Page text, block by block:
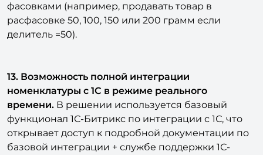
фасовками (например, продавать товар в
расфасовке 50, 100, 150 или 200 грамм если
делитель =50).
13. Возможность полной интеграции
номенклатуры с 1С в режиме реального
времени. В решении используется базовый
функционал 1С-Битрикс по интеграции с 1С, что
открывает доступ к подробной документации по
базовой интеграции + службе поддержки 1С-